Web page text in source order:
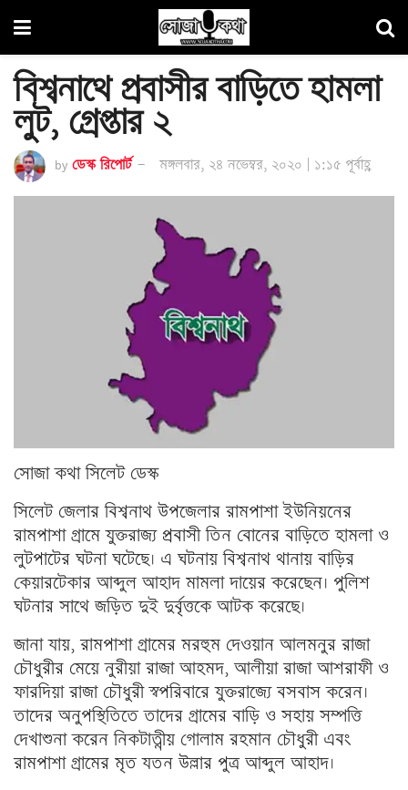
বিশ্বনাথে প্রবাসীর বাড়িতে হামলা
লুট, গ্রেপ্তার ২
by ডেস্ক রিপোর্ট মঙ্গলবার, ২৪ নভেম্বর, ২০২০ | ১:১৫ পূর্বাহ্ণ
সোজা কথা সিলেট ডেস্ক
সিলেট জেলার বিশ্বনাথ উপজেলার রামপাশা ইউনিয়নের
রামপাশা গ্রামে যুক্তরাজ্য প্রবাসী তিন বোনের বাড়িতে হামলা ও
লুটপাটের ঘটনা ঘটেছে। এ ঘটনায় বিশ্বনাথ থানায় বাড়ির
কেয়ারটেকার আব্দুল আহাদ মামলা দায়ের করেছেন। পুলিশ
ঘটনার সাথে জড়িত দুই দুর্বৃত্তকে আটক করেছে।
জানা যায়, রামপাশা গ্রামের মরহুম দেওয়ান আলমনুর রাজা
চৌধুরীর মেয়ে নুরীয়া রাজা আহমদ, আলীয়া রাজা আশরাফী ও
ফারদিয়া রাজা চৌধুরী স্বপরিবারে যুক্তরাজ্যে বসবাস করেন।
তাদের অনুপস্থিতিতে তাদের গ্রামের বাড়ি ও সহায় সম্পত্তি
দেখাশুনা করেন নিকটাত্নীয় গোলাম রহমান চৌধুরী এবং
রামপাশা গ্রামের মৃত যতন উল্লার পুত্র আব্দুল আহাদ।